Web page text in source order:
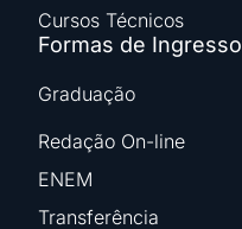
Cursos Técnicos
Formas de Ingresso
Graduação
Redação On-line
ENEM
Transferência